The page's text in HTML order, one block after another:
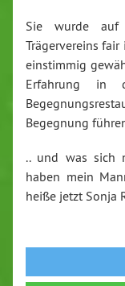
Sie wurde auf
Trägervereins
einstimmig
Erfahrung in
Begegnung
.. und was sich
haben mein
heiße jetzt Sonja